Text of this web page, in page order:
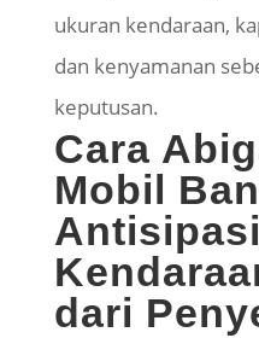
ukuran kendaraan,
dan kenyamanan
keputusan.
Cara
Mobil
Antisipasi
dari